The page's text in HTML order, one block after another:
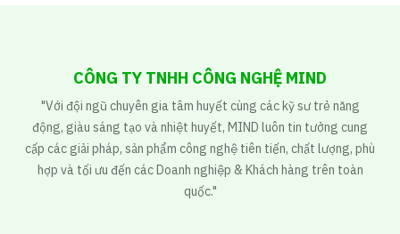
CÔNG TY TNHH CÔNG NGHỆ MIND
"Với đội ngũ chuyên gia tâm huyết cùng các kỹ sư trẻ năng
động, giàu sáng tạo và nhiệt huyết, MIND luôn tin tưởng cung
cấp các giải pháp, sản phẩm công nghệ tiên tiến, chất lượng, phù
hợp và tối ưu đến các Doanh nghiệp & Khách hàng trên toàn
quốc."